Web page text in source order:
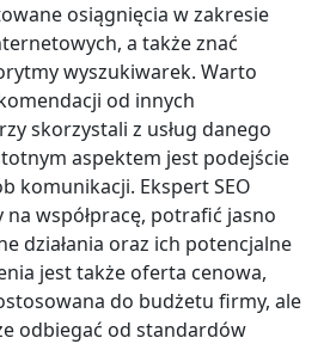
osiągnięcia w zakresie
a także znać
wyszukiwarek. Warto
od innych
skorzystali z usług danego
aspektem jest podejście
komunikacji. Ekspert SEO
współpracę, potrafić jasno
działania oraz ich potencjalne
jest także oferta cenowa,
do budżetu firmy, ale
odbiegać od standardów